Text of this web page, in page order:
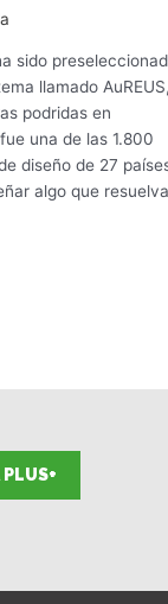
sido
llamado
podridas en
una de las 1.800
diseño de 27
algo que resuelva